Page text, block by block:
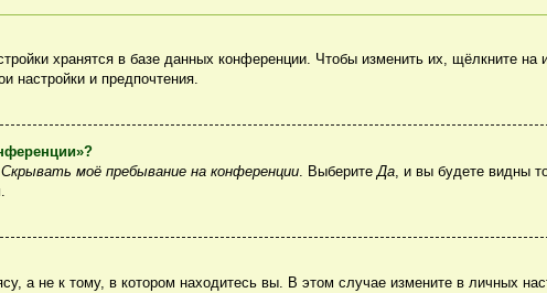
хранятся в базе данных конференции. Чтобы изменить их, щёлкните на
настройки и предпочтения.
Скрывать моё пребывание на конференции . ВыберитеДа , и вы будете видны
а не к тому, в котором находитесь вы. В этом случае измените в личных